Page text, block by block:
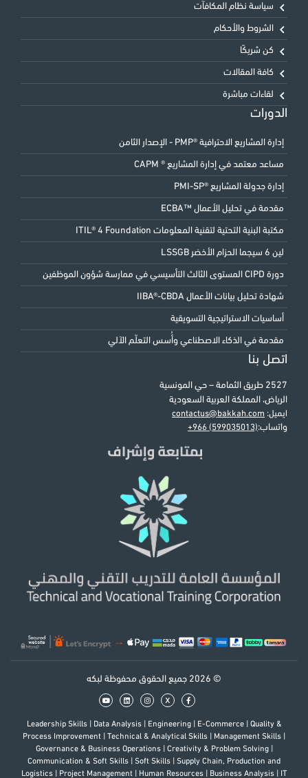
سياسة نظام المكافآت
الشروط والأحكام
كن شريكًا
كافة المقالات
لقاءات مباشرة
الدورات
إدارة المشاريع الاحترافية ®PMP - الإصدار الثامن
مساعد معتمد في إدارة المشاريع ® CAPM
إدارة جدولة المشاريع ®PMI-SP
مقدمة في تحليل الأعمال ™ECBA
مكتبة البنية التحتية لتقنية المعلومات ITIL® 4 Foundation
لين 6 سيجما الحزام الأخضر LSSGB
دورة CIPD المستوى الثالث التأسيسي في ممارسة شؤون الموظفين
شهادة تحليل بيانات الأعمال IIBA®-CBDA
أساسيات الاستراتيجية التسويقية
مقدمة في الذكاء الاصطناعي وأُسس التعلّم الآلي
اتصل بنا
2527 طريق الثمامة – حي المونسية
الرياض، المملكة العربية السعودية
ايميل: contactus@bakkah.com
واتساب:+966 (599035013)
© 2026 جميع الحقوق محفوظة لبكه
x
Leadership Skills Data Analysis Engineering E-Commerce
Quality &
Process Improvement
Technical & Analytical Skills Management Skills
Governance & Business Operations
Creativity & Problem Solving
Communication & Soft Skills
Soft Skills
Supply Chain, Production and
Logistics
Project Management Human Resources Business Analysis IT